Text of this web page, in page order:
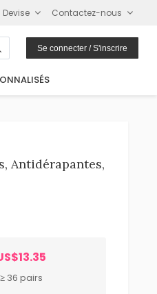
Devise Contactez-nous
Se connecter / S'inscrire
Antidérapantes,
≥ 36 pairs